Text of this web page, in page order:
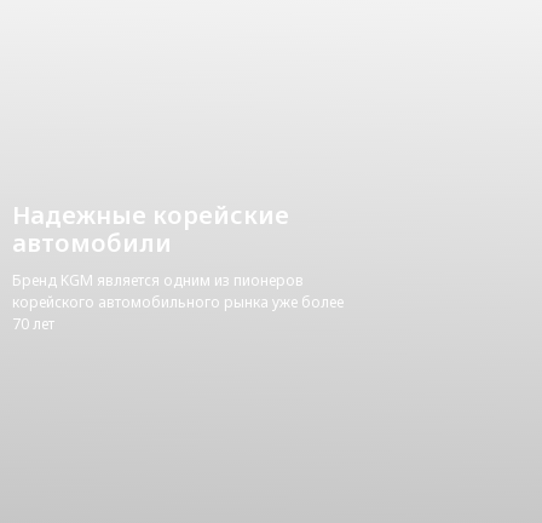
Надежные корейские
автомобили
Бренд KGM является одним из пионеров
корейского автомобильного рынка уже более
70 лет